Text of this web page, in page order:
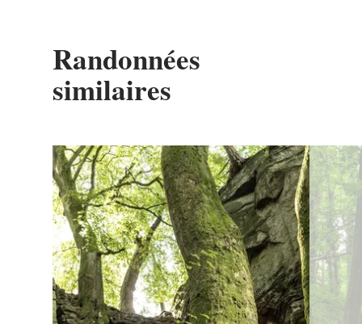
Randonnées
similaires
en savoir plus